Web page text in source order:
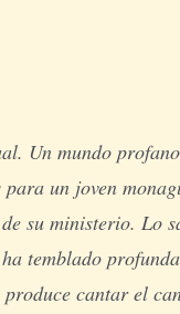
Un mundo
un joven
su ministerio.
temblado
cantar el